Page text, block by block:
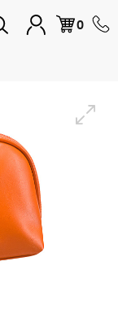
0
Избранное